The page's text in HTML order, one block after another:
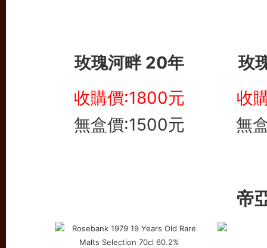
玫瑰河畔 20年
玫
收購價:1800元
無盒價:1500元
收
無
帝